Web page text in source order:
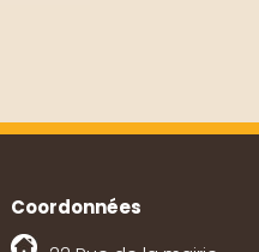
Coordonnées